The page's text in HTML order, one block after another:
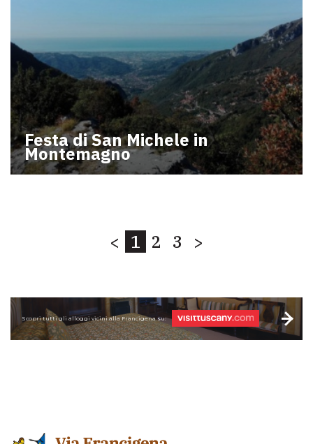
Festa di San Michele in
Montemagno
< 1 2 3 >
Scopri tutti gli alloggi vicini alla Francigena su: